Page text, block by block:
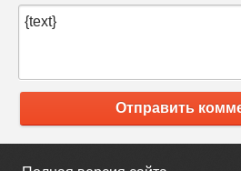
Отправить